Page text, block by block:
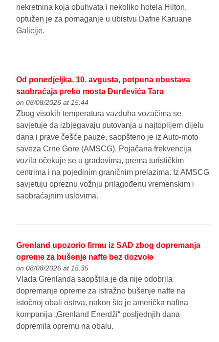
nekretnina koja obuhvata i nekoliko hotela Hilton,
optužen je za pomaganje u ubistvu Dafne Karuane
Galicije.
Od ponedjeljka, 10. avgusta, potpuna obustava
saobraćaja preko mosta Đurđevića Tara
on 08/08/2026 at 15:44
Zbog visokih temperatura vazduha vozačima se
savjetuje da izbjegavaju putovanja u najtoplijem dijelu
dana i prave češće pauze, saopšteno je iz Auto-moto
saveza Crne Gore (AMSCG). Pojačana frekvencija
vozila očekuje se u gradovima, prema turističkim
centrima i na pojedinim graničnim prelazima. Iz AMSCG
savjetuju opreznu vožnju prilagođenu vremenskim i
saobraćajnim uslovima.
Grenland upozorio firmu iz SAD zbog dopremanja
opreme za bušenje nafte bez dozvole
on 08/08/2026 at 15:35
Vlada Grenlanda saopštila je da nije odobrila
dopremanje opreme za istražno bušenje nafte na
istočnoj obali ostrva, nakon što je američka naftna
kompanija „Grenland Enerdži“ posljednjih dana
dopremila opremu na obalu.